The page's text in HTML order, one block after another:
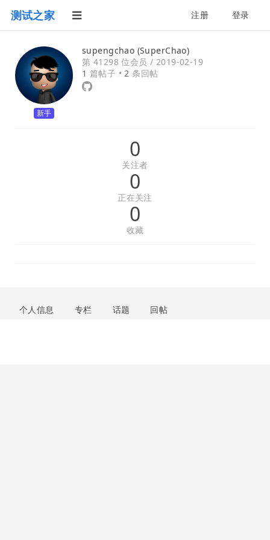
测试之家 注册 登录
新手
supengchao (SuperChao)
第 41298 位会员 / 2019-02-19
1 篇帖子 •2 条回帖
0
关注者
0
正在关注
0
收藏
个人信息 专栏 话题 回帖